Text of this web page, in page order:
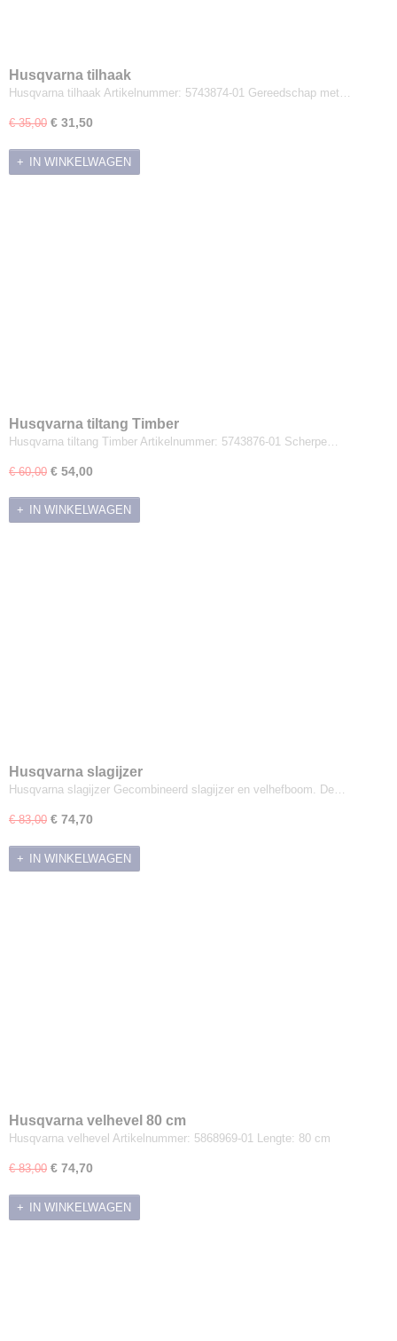
Husqvarna tilhaak
Husqvarna tilhaak Artikelnummer: 5743874-01 Gereedschap met…
€ 35,00 € 31,50
IN WINKELWAGEN
Husqvarna tiltang Timber
Husqvarna tiltang Timber Artikelnummer: 5743876-01 Scherpe…
€ 60,00 € 54,00
IN WINKELWAGEN
Husqvarna slagijzer
Husqvarna slagijzer Gecombineerd slagijzer en velhefboom. De…
€ 83,00 € 74,70
IN WINKELWAGEN
Husqvarna velhevel 80 cm
Husqvarna velhevel Artikelnummer: 5868969-01 Lengte: 80 cm
€ 83,00 € 74,70
IN WINKELWAGEN